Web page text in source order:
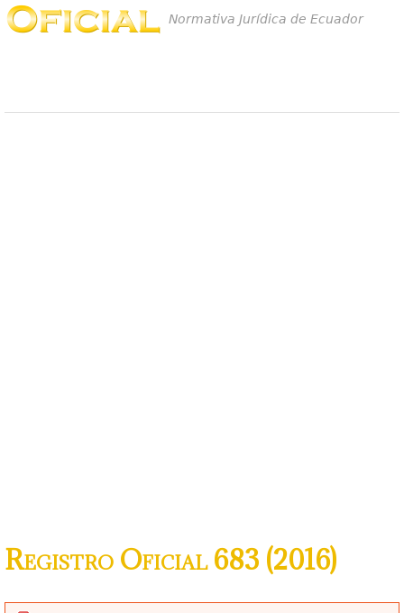
Normativa Jurídica de Ecuador
Registro Oficial 683 (2016)